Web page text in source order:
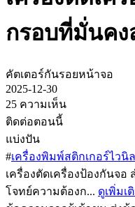
กรอบที่มั่นคง
คัตเตอร์กันรอยหน้าจอ
2025-12-30
25 ความเห็น
ติดต่อตอนนี้
แบ่งปัน
#เครื่องพิมพ์สติกเกอร์ไวนิ
เครื่องตัดเครื่องป้องกันจ
โจทย์ความต้องก... ดูเพิ่มเ